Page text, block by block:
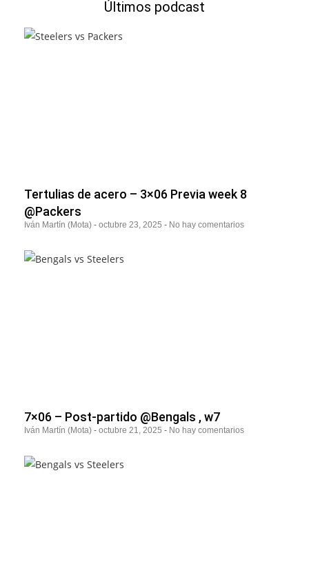
Últimos podcast
Tertulias de acero – 3×06 Previa week 8
@Packers
Iván Martín (Mota) octubre 23, 2025 No hay comentarios
7×06 – Post-partido @Bengals , w7
Iván Martín (Mota) octubre 21, 2025 No hay comentarios